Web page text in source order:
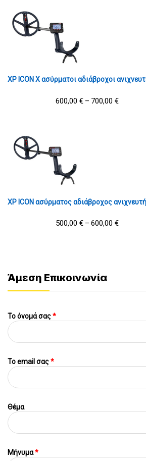
XP ICON X ασύρματοι αδιάβροχοι
600,00 € – 700,00 €
XP ICON ασύρματος αδιάβροχος
500,00 € – 600,00 €
Άμεση Επικοινωνία
Το όνομά σας*
To email σας*
Θέμα
Μήνυμα*